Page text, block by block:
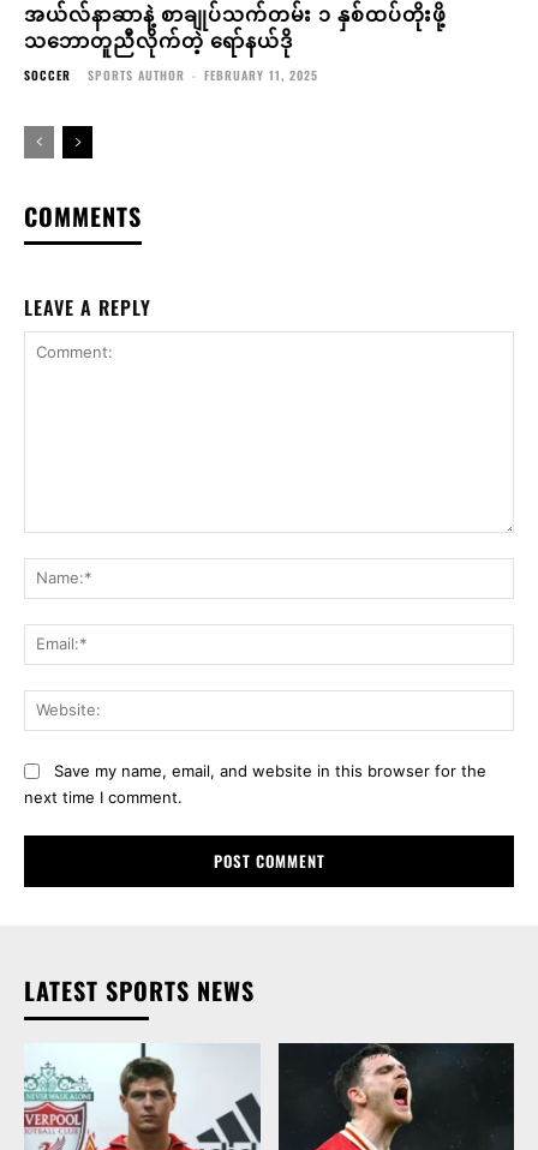
အယ်လ်နာဆာနဲ့ စာချုပ်သက်တမ်း ၁ နှစ်ထပ်တိုးဖို့
သဘောတူညီလိုက်တဲ့ ရော်နယ်ဒို
SOCCER SPORTS AUTHOR - FEBRUARY 11, 2025
COMMENTS
LEAVE A REPLY
Save my name, email, and website in this browser for the
next time I comment.
LATEST SPORTS NEWS